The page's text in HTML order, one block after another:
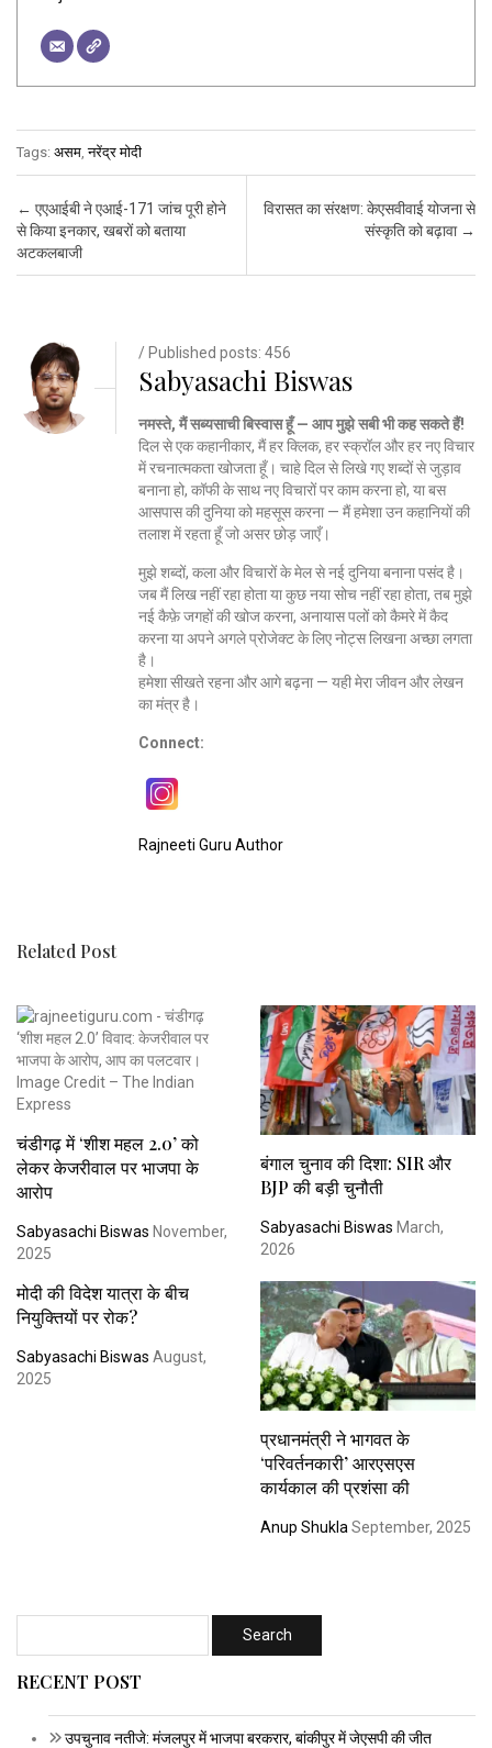
Tags: असम ,नरेंद्र मोदी
Post navigation
← एएआईबी ने एआई-171 जांच पूरी होने
से किया इनकार, खबरों को बताया
अटकलबाजी
विरासत का संरक्षण: केएसवीवाई योजना से
संस्कृति को बढ़ावा →
/ Published posts: 456
Sabyasachi Biswas
नमस्ते, मैं सब्यसाची बिस्वास हूँ — आप मुझे सबी भी कह सकते हैं!
दिल से एक कहानीकार, मैं हर क्लिक, हर स्क्रॉल और हर नए विचार
में रचनात्मकता खोजता हूँ। चाहे दिल से लिखे गए शब्दों से जुड़ाव
बनाना हो, कॉफी के साथ नए विचारों पर काम करना हो, या बस
आसपास की दुनिया को महसूस करना — मैं हमेशा उन कहानियों की
तलाश में रहता हूँ जो असर छोड़ जाएँ।
मुझे शब्दों, कला और विचारों के मेल से नई दुनिया बनाना पसंद है।
जब मैं लिख नहीं रहा होता या कुछ नया सोच नहीं रहा होता, तब मुझे
नई कैफ़े जगहों की खोज करना, अनायास पलों को कैमरे में कैद
करना या अपने अगले प्रोजेक्ट के लिए नोट्स लिखना अच्छा लगता
है।
हमेशा सीखते रहना और आगे बढ़ना — यही मेरा जीवन और लेखन
का मंत्र है।
Connect:
Rajneeti Guru Author
Related Post
चंडीगढ़ में ‘शीश महल 2.0’ को
लेकर केजरीवाल पर भाजपा के
आरोप
Sabyasachi Biswas November,
2025
बंगाल चुनाव की दिशा: SIR और
BJP की बड़ी चुनौती
Sabyasachi Biswas March,
2026
मोदी की विदेश यात्रा के बीच
नियुक्तियों पर रोक?
Sabyasachi Biswas August,
2025
प्रधानमंत्री ने भागवत के
‘परिवर्तनकारी’ आरएसएस
कार्यकाल की प्रशंसा की
Anup Shukla September, 2025
RECENT POST
उपचुनाव नतीजे: मंजलपुर में भाजपा बरकरार, बांकीपुर में जेएसपी की जीत